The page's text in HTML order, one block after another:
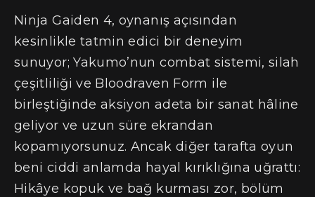
Ninja Gaiden 4, oynanış açısından
kesinlikle tatmin edici bir deneyim
sunuyor; Yakumo’nun combat sistemi, silah
çeşitliliği ve Bloodraven Form ile
birleştiğinde aksiyon adeta bir sanat hâline
geliyor ve uzun süre ekrandan
kopamıyorsunuz. Ancak diğer tarafta oyun
beni ciddi anlamda hayal kırıklığına uğrattı:
Hikâye kopuk ve bağ kurması zor, bölüm